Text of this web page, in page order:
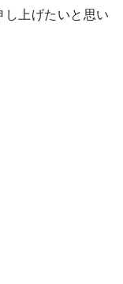
し上げたいと思い